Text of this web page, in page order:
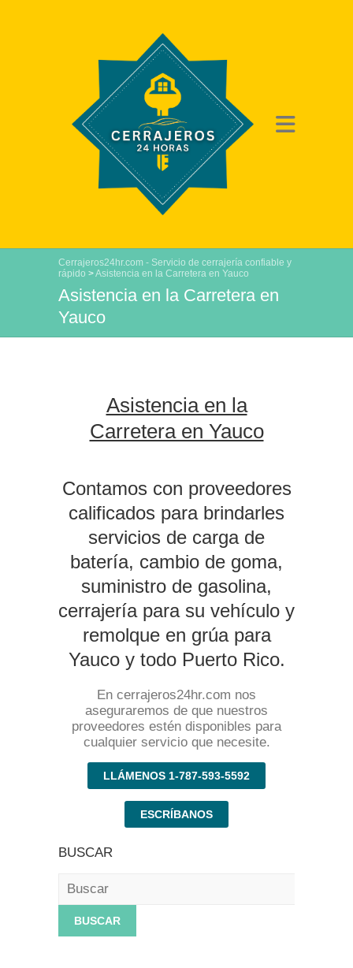
Cerrajeros24hr.com - Servicio de cerrajería confiable y
rápido >Asistencia en la Carretera en Yauco
Asistencia en la Carretera en
Yauco
Asistencia en la
Carretera en Yauco
Contamos con proveedores
calificados para brindarles
servicios de carga de
batería, cambio de goma,
suministro de gasolina,
cerrajería para su vehículo y
remolque en grúa para
Yauco y todo Puerto Rico.
En cerrajeros24hr.com nos
aseguraremos de que nuestros
proveedores estén disponibles para
cualquier servicio que necesite.
LLÁMENOS 1-787-593-5592
ESCRÍBANOS
BUSCAR
Buscar